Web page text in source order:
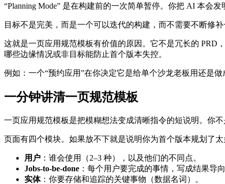
“Planning Mode” 是在构建前的一次简单暂停。你把 AI 本
目标不是完美，而是一个可以迭代的构建，而不需要不断修
这就是一页应用规范模板有价值的原因。它不是冗长的 PRD
哪些边缘情况或非目标能防止首个版本失控。
例如：一个“预约应用”在你决定它是给单个沙龙老板用还是
一分钟讲清一页规范模板
一页应用规范模板是把模糊想法变成清晰指令的短说明。你
页面有四个模块。如果放不下就是说明你为首个版本规划了太
用户 ：谁会使用（2–3 种），以及他们的不同点。
Jobs-to-be-done ：每个用户要完成的事情，写成结果导向
实体：你要存储和追踪的关键事物（数据名词）。